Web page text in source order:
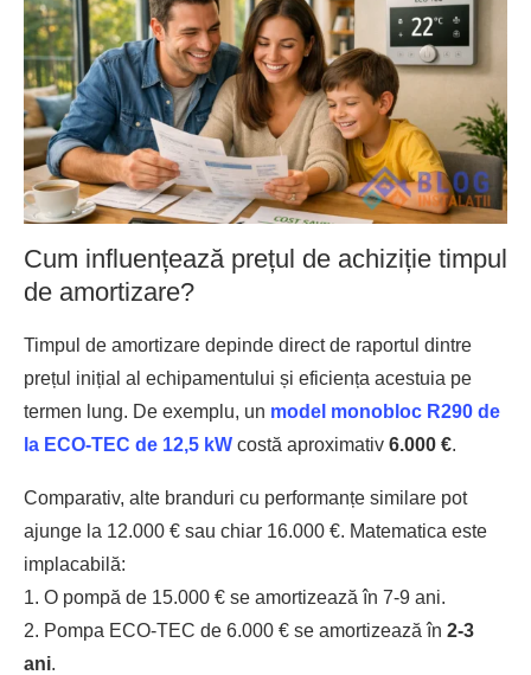
Cum influențează prețul de achiziție timpul
de amortizare?
Timpul de amortizare depinde direct de raportul dintre
prețul inițial al echipamentului și eficiența acestuia pe
termen lung. De exemplu, un model monobloc R290 de
la ECO-TEC de 12,5 kW costă aproximativ 6.000 €.
Comparativ, alte branduri cu performanțe similare pot
ajunge la 12.000 € sau chiar 16.000 €. Matematica este
implacabilă:
1. O pompă de 15.000 € se amortizează în 7-9 ani.
2. Pompa ECO-TEC de 6.000 € se amortizează în 2-3
ani.